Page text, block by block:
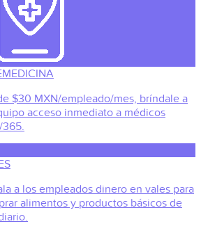
$30 MXN/empleado/mes, bríndale a
acceso inmediato a médicos
a los empleados dinero en vales para
alimentos y productos básicos de